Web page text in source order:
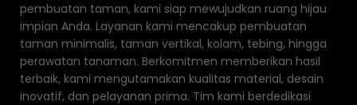
pembuatan taman, kami siap mewujudkan ruang hijau
impian Anda. Layanan kami mencakup pembuatan
taman minimalis, taman vertikal, kolam, tebing, hingga
perawatan tanaman. Berkomitmen memberikan hasil
terbaik, kami mengutamakan kualitas material, desain
inovatif, dan pelayanan prima. Tim kami berdedikasi